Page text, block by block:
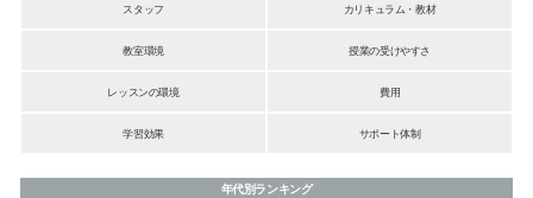
スタッフ カリキュラム・教材
教室環境 授業の受けやすさ
レッスンの環境 費用
学習効果 サポート体制
年代別ランキング